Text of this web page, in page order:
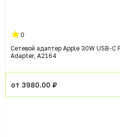
0
Сетевой адаптер Apple 30W USB-C
Adapter, A2164
от 3980.00 ₽